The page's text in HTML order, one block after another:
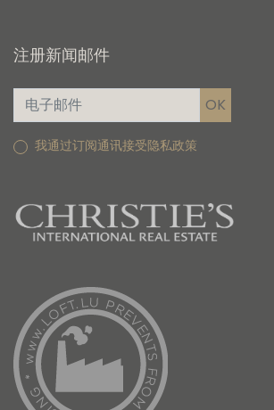
注册新闻邮件
我通过订阅通讯接受隐私政策